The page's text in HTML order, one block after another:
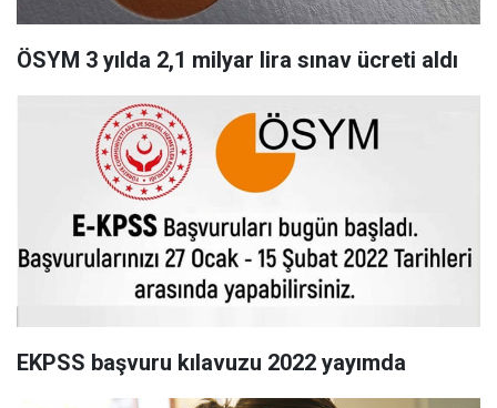
ÖSYM 3 yılda 2,1 milyar lira sınav ücreti aldı
EKPSS başvuru kılavuzu 2022 yayımda